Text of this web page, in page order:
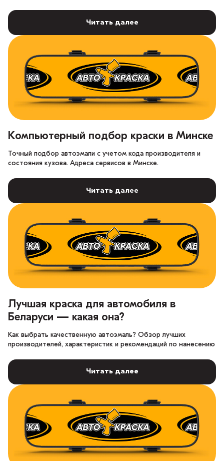
Читать далее
Компьютерный подбор краски в Минске
Точный подбор автоэмали с учетом кода производителя и
состояния кузова. Адреса сервисов в Минске.
Читать далее
Лучшая краска для автомобиля в
Беларуси — какая она?
Как выбрать качественную автоэмаль? Обзор лучших
производителей, характеристик и рекомендаций по нанесению
Читать далее